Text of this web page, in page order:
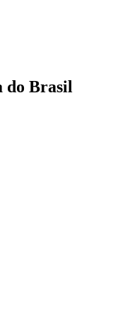
do Brasil